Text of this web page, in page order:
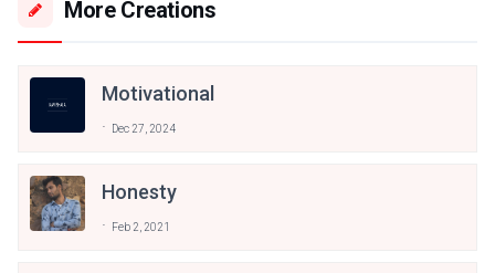
More Creations
Motivational
Dec 27, 2024
Honesty
Feb 2, 2021